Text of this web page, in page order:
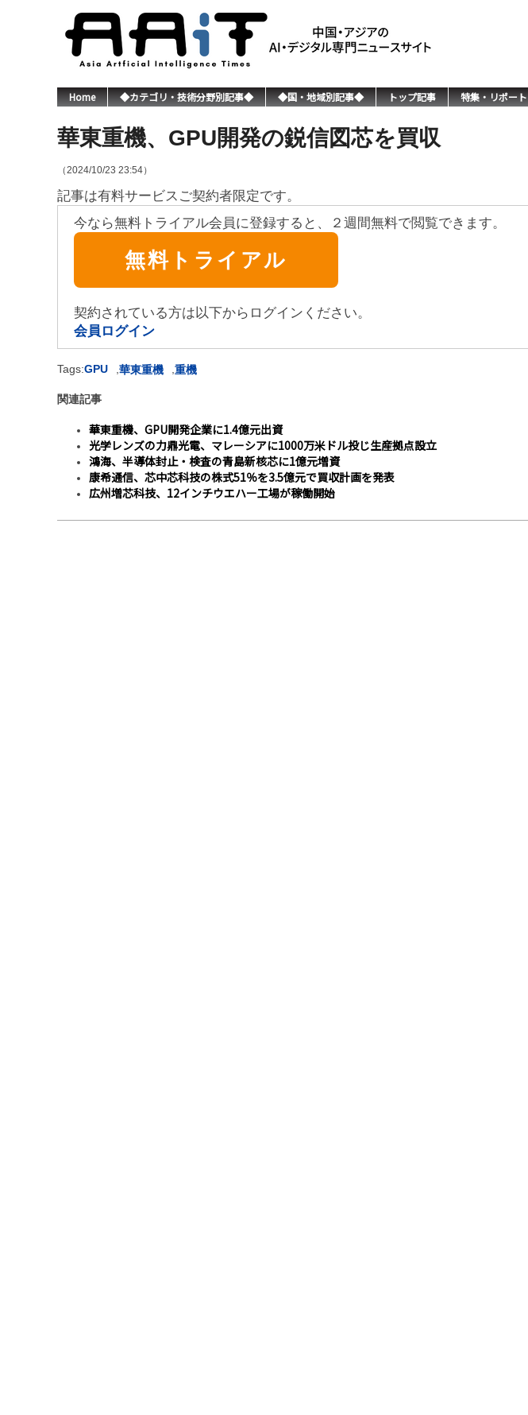
Home ◆カテゴリ・技術分野別記事◆ ◆国・地域別記事◆ トップ記事 特集・リポート
華東重機、GPU開発の鋭信図芯を買収
（2024/10/23 23:54）
記事は有料サービスご契約者限定です。
今なら無料トライアル会員に登録すると、２週間無料で閲覧できます。
無料トライアル
契約されている方は以下からログインください。
会員ログイン
Tags:GPU 華東重機 重機
関連記事
華東重機、GPU開発企業に1.4億元出資
光学レンズの力鼎光電、マレーシアに1000万米ドル投じ生産拠点設立
鴻海、半導体封止・検査の青島新核芯に1億元増資
康希通信、芯中芯科技の株式51％を3.5億元で買収計画を発表
広州増芯科技、12インチウエハー工場が稼働開始